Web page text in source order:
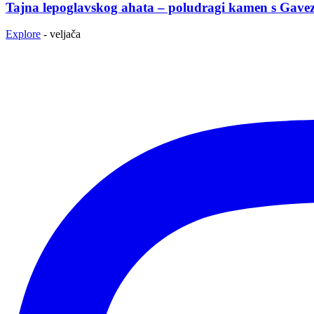
Tajna lepoglavskog ahata – poludragi kamen s
Explore - veljača